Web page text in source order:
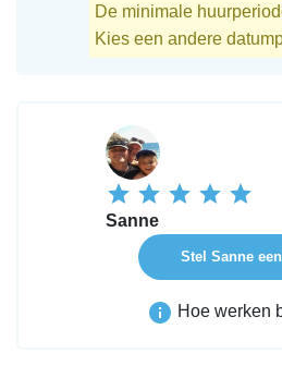
De minimale
Kies een andere
Sanne
Stel Sanne
Hoe werken